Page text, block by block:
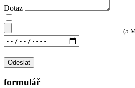
Dotaz
(5
Odeslat
formulář